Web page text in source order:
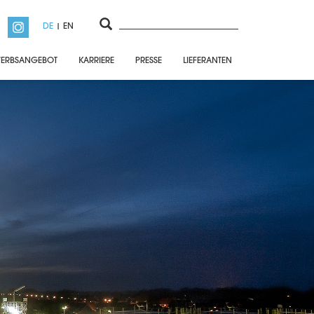
DE EN
KARRIERE PRESSE LIEFERANTEN